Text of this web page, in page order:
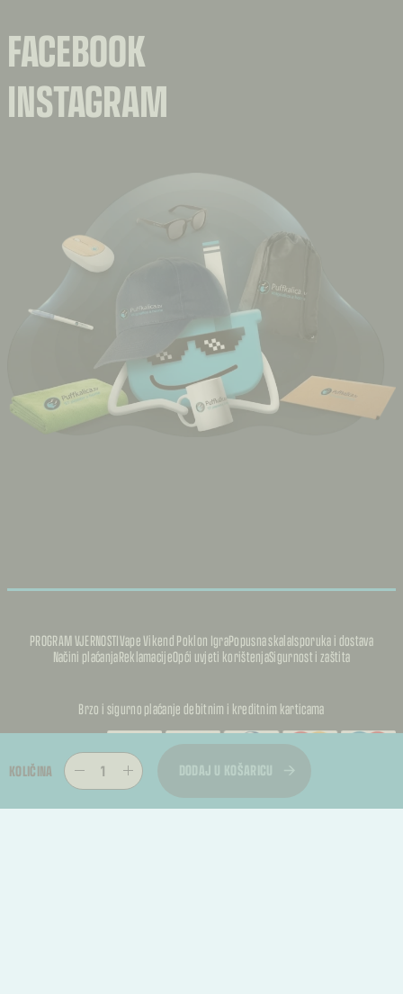
KOLIČINA DODAJ U KOŠARICU
FACEBOOK
INSTAGRAM
PROGRAM VJERNOSTIVape Vikend Poklon IgraPopusna skalaIsporuka i dostava
Načini plaćanjaReklamacijeOpći uvjeti korištenjaSigurnost i zaštita
Brzo i sigurno plaćanje debitnim i kreditnim karticama
© 2026, PUFFKALICA. SVA PRAVA PRIDRŽANA